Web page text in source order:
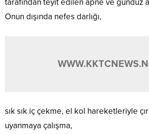
tarafından teyit edilen apne ve gündüz
Onun dışında nefes darlığı,
sık sık iç çekme, el kol hareketleriyle
uyanmaya çalışma,